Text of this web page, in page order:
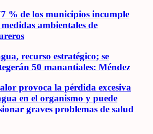
% de los municipios incumple
ambientales de
recurso estratégico; se
50 manantiales: Méndez
provoca la pérdida excesiva
en el organismo y puede
graves problemas de salud